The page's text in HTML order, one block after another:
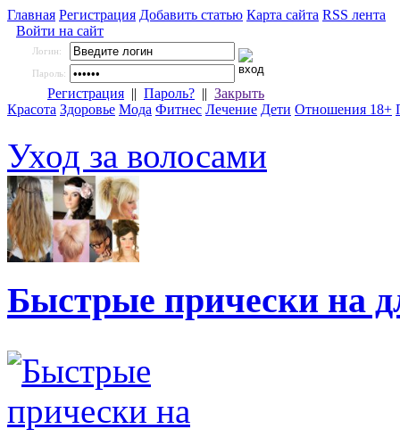
Главная Регистрация Добавить статью Карта сайта RSS лента
Войти на сайт
Логин:
Пароль:
Регистрация || Пароль? || Закрыть
Красота Здоровье Мода Фитнес Лечение Дети Отношения 18+
Уход за волосами
Быстрые прически на